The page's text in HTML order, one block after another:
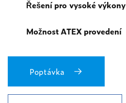
Řešení pro vysoké výkony
Možnost ATEX provedení
Poptávka